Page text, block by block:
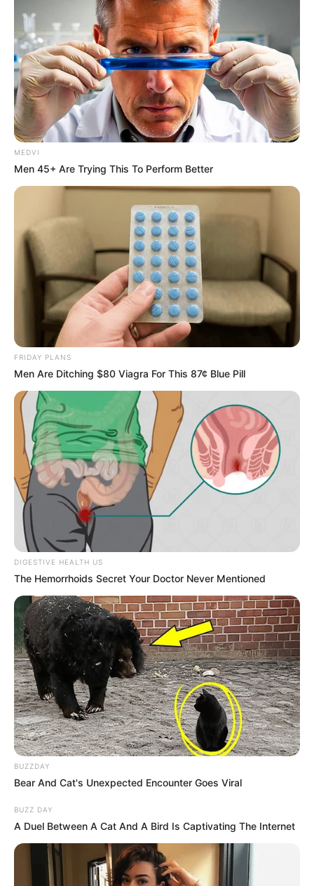
SHARE THIS
Share it Pin it
PUBLICAÇÕES RELACIONADAS
BRASIL
Salários iniciais: R$ 15 mil: Concurso Transpetro
divulgada página de FAQ; edital sai a qualquer
momento.
Agosto 06, 2026
APOSENTADORIA
MEDVI
Men 45+ Are Trying This To Perform Better
FRIDAY PLANS
Men Are Ditching $80 Viagra For This 87¢ Blue Pill
DIGESTIVE HEALTH US
The Hemorrhoids Secret Your Doctor Never Mentioned
BUZZDAY
Bear And Cat's Unexpected Encounter Goes Viral
BUZZ DAY
A Duel Between A Cat And A Bird Is Captivating The Internet